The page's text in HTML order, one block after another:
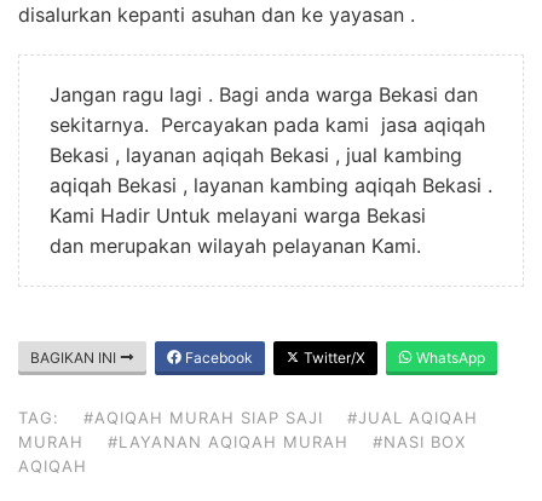
disalurkan kepanti asuhan dan ke yayasan .
Jangan ragu lagi . Bagi anda warga Bekasi dan
sekitarnya. Percayakan pada kami jasa aqiqah
Bekasi , layanan aqiqah Bekasi , jual kambing
aqiqah Bekasi , layanan kambing aqiqah Bekasi .
Kami Hadir Untuk melayani warga Bekasi
dan merupakan wilayah pelayanan Kami.
BAGIKAN INI Facebook Twitter/X WhatsApp
TAG: #AQIQAH MURAH SIAP SAJI
#JUAL AQIQAH
MURAH
#LAYANAN AQIQAH MURAH
#NASI BOX
AQIQAH